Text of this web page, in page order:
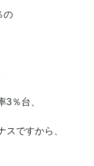
の
3％台、
スですから、